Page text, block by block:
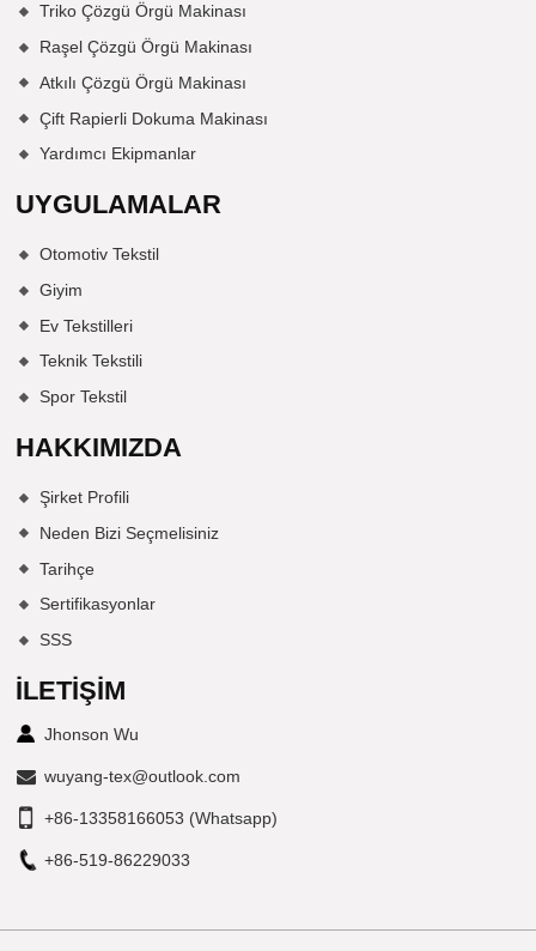
Triko Çözgü Örgü Makinası
Raşel Çözgü Örgü Makinası
Atkılı Çözgü Örgü Makinası
Çift Rapierli Dokuma Makinası
Yardımcı Ekipmanlar
UYGULAMALAR
Otomotiv Tekstil
Giyim
Ev Tekstilleri
Teknik Tekstili
Spor Tekstil
HAKKIMIZDA
Şirket Profili
Neden Bizi Seçmelisiniz
Tarihçe
Sertifikasyonlar
SSS
İLETIŞIM
Jhonson Wu
wuyang-tex@outlook.com
+86-13358166053 (Whatsapp)
+86-519-86229033